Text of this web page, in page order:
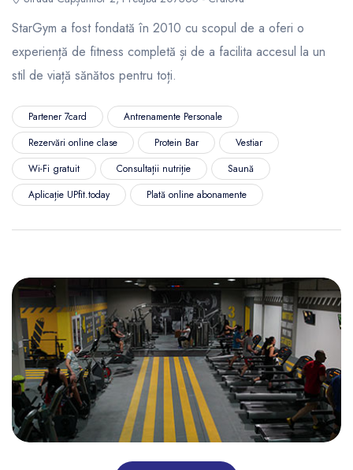
StarGym a fost fondată în 2010 cu scopul de a oferi o
experiență de fitness completă și de a facilita accesul la un
stil de viață sănătos pentru toți.
Partener 7card
Antrenamente Personale
Rezervări online clase
Protein Bar
Vestiar
Wi-Fi gratuit
Consultații nutriție
Saună
Aplicație UPfit.today
Plată online abonamente